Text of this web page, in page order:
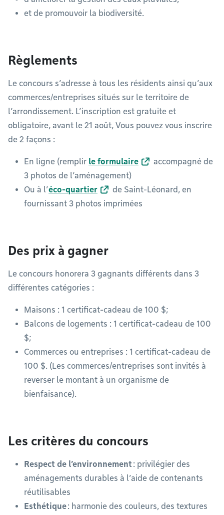
et de promouvoir la biodiversité.
Règlements
Le concours s’adresse à tous les résidents ainsi qu’aux
commerces/entreprises situés sur le territoire de
l’arrondissement. L’inscription est gratuite et
obligatoire, avant le 21 août, Vous pouvez vous inscrire
de 2 façons :
En ligne (remplir le formulaire
accompagné de
3 photos de l’aménagement)
Ou à l’éco-quartier
de Saint-Léonard, en
fournissant 3 photos imprimées
Des prix à gagner
Le concours honorera 3 gagnants différents dans 3
différentes catégories :
Maisons : 1 certificat-cadeau de 100 $;
Balcons de logements : 1 certificat-cadeau de 100
$;
Commerces ou entreprises : 1 certificat-cadeau de
100 $. (Les commerces/entreprises sont invités à
reverser le montant à un organisme de
bienfaisance).
Les critères du concours
Respect de l’environnement : privilégier des
aménagements durables à l’aide de contenants
réutilisables
Esthétique: harmonie des couleurs, des textures